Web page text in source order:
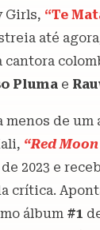
Girls, “Te
até
cantora
Pluma e
menos de um
“Red
2023 e
crítica.
álbum #1